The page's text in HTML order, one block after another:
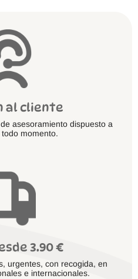
al cliente
asesoramiento dispuesto a
momento.
3.90 €
urgentes, con recogida, en
e internacionales.